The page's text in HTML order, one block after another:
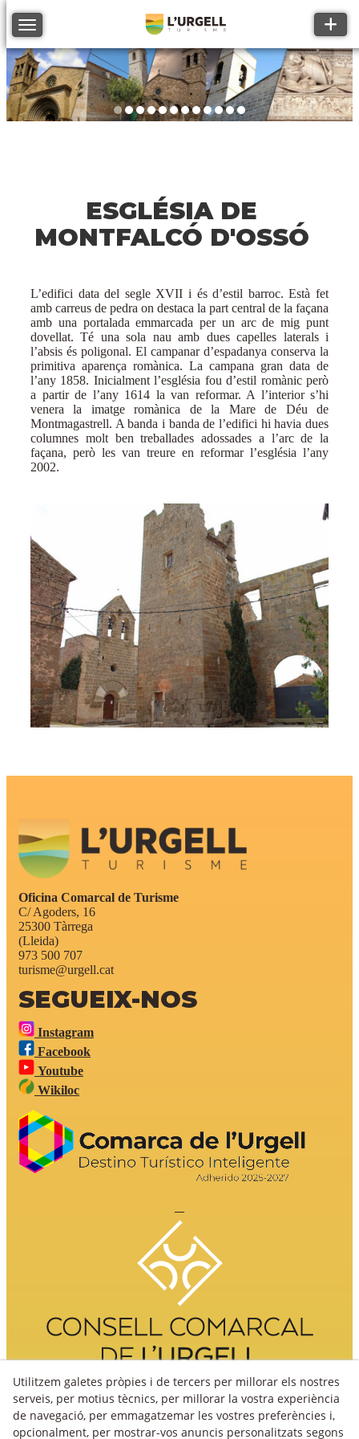
Toggle navigation
ESGLÉSIA DE
MONTFALCÓ D'OSSÓ
L’edifici data del segle XVII i és d’estil barroc. Està fet
amb carreus de pedra on destaca la part central de la façana
amb una portalada emmarcada per un arc de mig punt
dovellat. Té una sola nau amb dues capelles laterals i
l’absis és poligonal. El campanar d’espadanya conserva la
primitiva aparença romànica. La campana gran data de
l’any 1858. Inicialment l’església fou d’estil romànic però
a partir de l’any 1614 la van reformar. A l’interior s’hi
venera la imatge romànica de la Mare de Déu de
Montmagastrell. A banda i banda de l’edifici hi havia dues
columnes molt ben treballades adossades a l’arc de la
façana, però les van treure en reformar l’església l’any
2002.
Oficina Comarcal de Turisme
C/ Agoders, 16
25300 Tàrrega
(Lleida)
973 500 707
turisme@urgell.cat
SEGUEIX-NOS
Instagram
Facebook
Youtube
Wikiloc
Utilitzem galetes pròpies i de tercers per millorar els nostres
serveis, per motius tècnics, per millorar la vostra experiència
de navegació, per emmagatzemar les vostres preferències i,
opcionalment, per mostrar-vos anuncis personalitzats segons